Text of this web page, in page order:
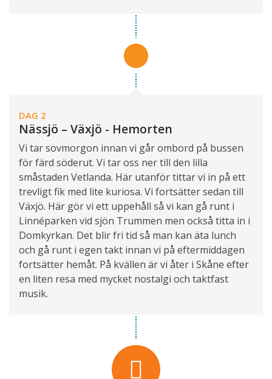
DAG 2
Nässjö – Växjö - Hemorten
Vi tar sovmorgon innan vi går ombord på bussen
för färd söderut. Vi tar oss ner till den lilla
småstaden Vetlanda. Här utanför tittar vi in på ett
trevligt fik med lite kuriosa. Vi fortsätter sedan till
Växjö. Här gör vi ett uppehåll så vi kan gå runt i
Linnéparken vid sjön Trummen men också titta in i
Domkyrkan. Det blir fri tid så man kan äta lunch
och gå runt i egen takt innan vi på eftermiddagen
fortsätter hemåt. På kvällen är vi åter i Skåne efter
en liten resa med mycket nostalgi och taktfast
musik.